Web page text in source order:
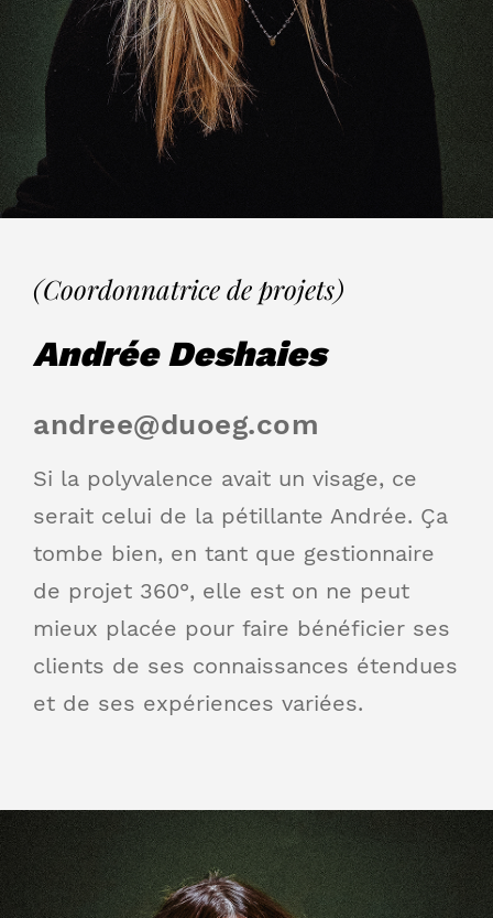
(Coordonnatrice de projets)
Andrée Deshaies
andree@duoeg.com
Si la polyvalence avait un visage, ce
serait celui de la pétillante Andrée. Ça
tombe bien, en tant que gestionnaire
de projet 360°, elle est on ne peut
mieux placée pour faire bénéficier ses
clients de ses connaissances étendues
et de ses expériences variées.